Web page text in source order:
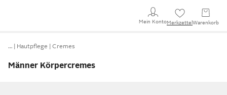
Mein KontoMerkzettel Warenkorb
… Hautpflege Cremes
Männer Körpercremes